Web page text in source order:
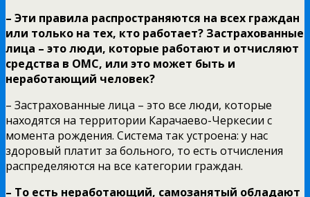
– Эти правила распространяются на всех граждан
или только на тех, кто работает? Застрахованные
лица – это люди, которые работают и отчисляют
средства в ОМС, или это может быть и
неработающий человек?
– Застрахованные лица – это все люди, которые
находятся на территории Карачаево-Черкесии с
момента рождения. Система так устроена: у нас
здоровый платит за больного, то есть отчисления
распределяются на все категории граждан.
– То есть неработающий, самозанятый обладают